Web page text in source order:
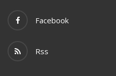
Facebook
Rss